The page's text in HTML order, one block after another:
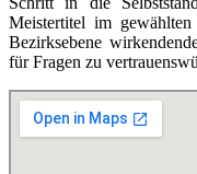
Meistertitel im
Bezirksebene
für Fragen zu